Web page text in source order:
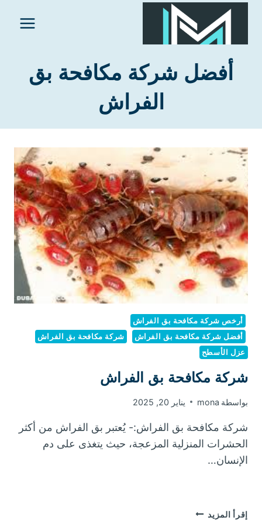
أفضل شركة مكافحة بق
الفراش
أرخص شركة مكافحة بق الفراش
أفضل شركة مكافحة بق الفراش
شركة مكافحة بق الفراش
عزل الأسطح
شركة مكافحة بق الفراش
بواسطة mona يناير 20, 2025
شركة مكافحة بق الفراش:- يُعتبر بق الفراش من أكثر
الحشرات المنزلية المزعجة، حيث يتغذى على دم
الإنسان…
إقرأ المزيد شركة